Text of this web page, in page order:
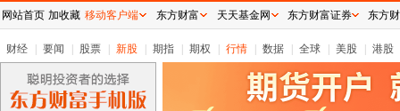
财经 要闻 股票 新股 期指 期权 行情 数据 全球 美股 港股
网站首页 加收藏 移动客户端 东方财富 天天基金网 东方财富证券 东方